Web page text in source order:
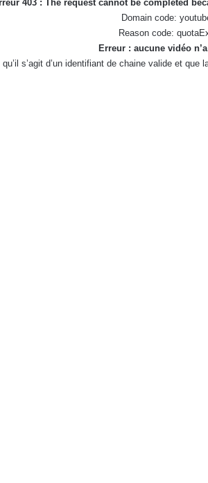
403 : The request cannot be completed
Domain code:
Reason code:
Erreur : aucune vidéo
s’agit d’un identifiant de chaine valide et